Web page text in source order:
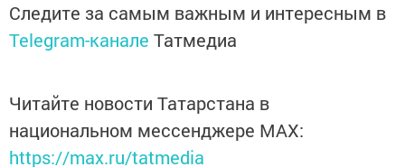
Следите за самым важным и интересным в
Telegram-канале Татмедиа
Читайте новости Татарстана в
национальном мессенджере MАХ:
https://max.ru/tatmedia